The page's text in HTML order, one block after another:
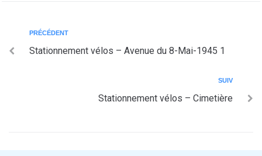
PRÉCÉDENT
Stationnement vélos – Avenue du 8-Mai-1945 1
SUIV
Stationnement vélos – Cimetière